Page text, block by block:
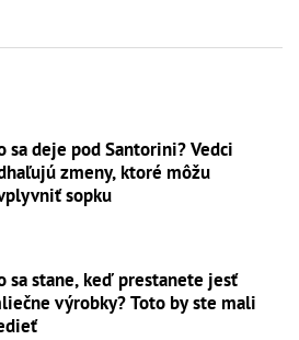
sa deje pod Santorini? Vedci
zmeny, ktoré môžu
sopku
sa stane, keď prestanete jesť
výrobky? Toto by ste mali